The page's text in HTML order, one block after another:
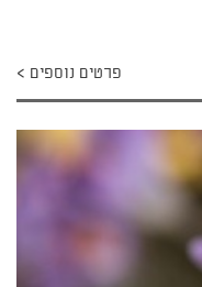
פרטים נוספים